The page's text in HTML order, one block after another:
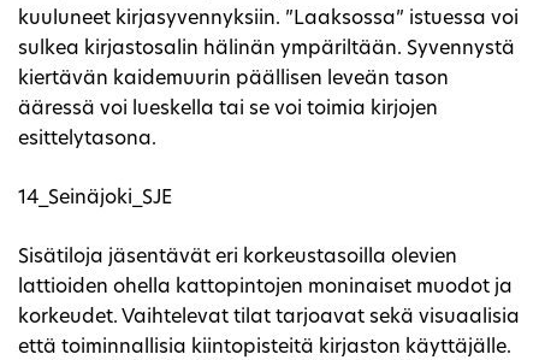
kuuluneet kirjasyvennyksiin. ”Laaksossa” istuessa voi
sulkea kirjastosalin hälinän ympäriltään. Syvennystä
kiertävän kaidemuurin päällisen leveän tason
ääressä voi lueskella tai se voi toimia kirjojen
esittelytasona.
14_Seinäjoki_SJE
Sisätiloja jäsentävät eri korkeustasoilla olevien
lattioiden ohella kattopintojen moninaiset muodot ja
korkeudet. Vaihtelevat tilat tarjoavat sekä visuaalisia
että toiminnallisia kiintopisteitä kirjaston käyttäjälle.